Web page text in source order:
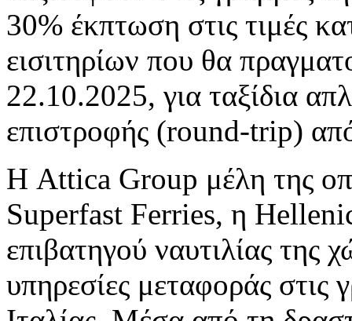
30% έκπτωση στις τιμές
εισιτηρίων που θα
22.10.2025, για ταξίδια
επιστροφής (round-trip)
Η Attica Group μέλη της
Superfast Ferries, η
επιβατηγού ναυτιλίας της
υπηρεσίες μεταφοράς στις